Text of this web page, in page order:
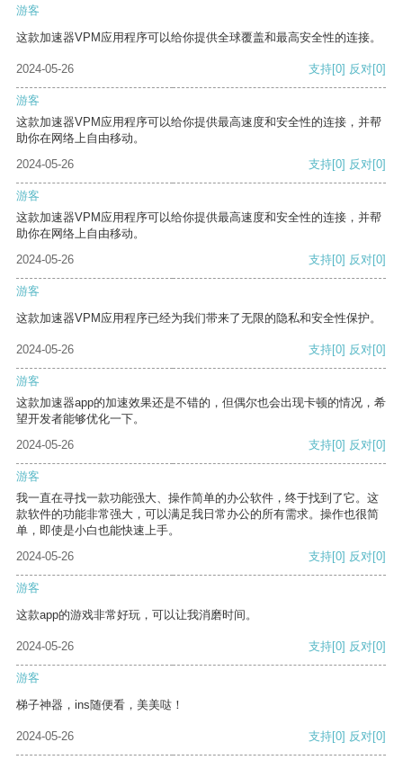
游客
这款加速器VPM应用程序可以给你提供全球覆盖和最高安全性的连接。
2024-05-26 支持[0] 反对[0]
游客
这款加速器VPM应用程序可以给你提供最高速度和安全性的连接，并帮
助你在网络上自由移动。
2024-05-26
支持[0] 反对[0]
游客
这款加速器VPM应用程序可以给你提供最高速度和安全性的连接，并帮
助你在网络上自由移动。
2024-05-26
支持[0] 反对[0]
游客
这款加速器VPM应用程序已经为我们带来了无限的隐私和安全性保护。
2024-05-26 支持[0] 反对[0]
游客
这款加速器app的加速效果还是不错的，但偶尔也会出现卡顿的情况，希
望开发者能够优化一下。
2024-05-26
支持[0] 反对[0]
游客
我一直在寻找一款功能强大、操作简单的办公软件，终于找到了它。这
款软件的功能非常强大，可以满足我日常办公的所有需求。操作也很简
单，即使是小白也能快速上手。
2024-05-26
支持[0] 反对[0]
游客
这款app的游戏非常好玩，可以让我消磨时间。
2024-05-26 支持[0] 反对[0]
游客
梯子神器，ins随便看，美美哒！
2024-05-26 支持[0] 反对[0]